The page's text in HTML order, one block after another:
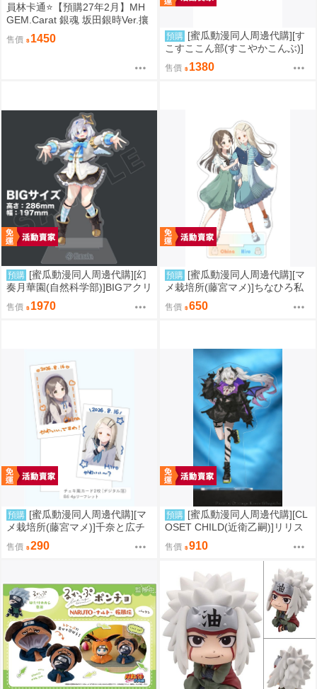
員林卡通⭐️【預購27年2月】MH
GEM.Carat 銀魂 坂田銀時Ver.攘
夷志士 0813
售價 1450 預購 [蜜瓜動漫同人周邊代購][す
こすここん部(すこやかこんぶ)]
ユウカ海Tシャツ白 M(蔚藍檔
案)(同人周邊)
售價 1380
預購 [蜜瓜動漫同人周邊代購][幻
奏月華園(自然科学部)]BIGアクリ
ルスタンド 天音かなた(Hololive)
(同人周邊)
售價 1970
預購 [蜜瓜動漫同人周邊代購][マ
メ栽培所(藤宮マメ)]ちなひろ私
服アクリルスタンド(學園偶像大
師)(同人周邊)
售價 650
預購 [蜜瓜動漫同人周邊代購][マ
メ栽培所(藤宮マメ)]千奈と広チ
ェキ風カード(學園偶像大師)(同
人周邊)
售價 290
預購 [蜜瓜動漫同人周邊代購][CL
OSET CHILD(近衛乙嗣)]リリス
ちゃんアクリルスタンド(FGO)
(同人周邊)
售價 910